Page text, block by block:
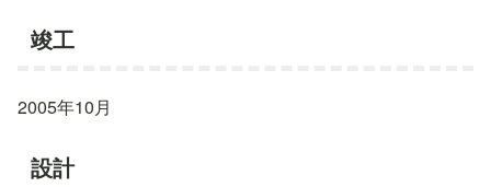
竣工
2005年10月
設計